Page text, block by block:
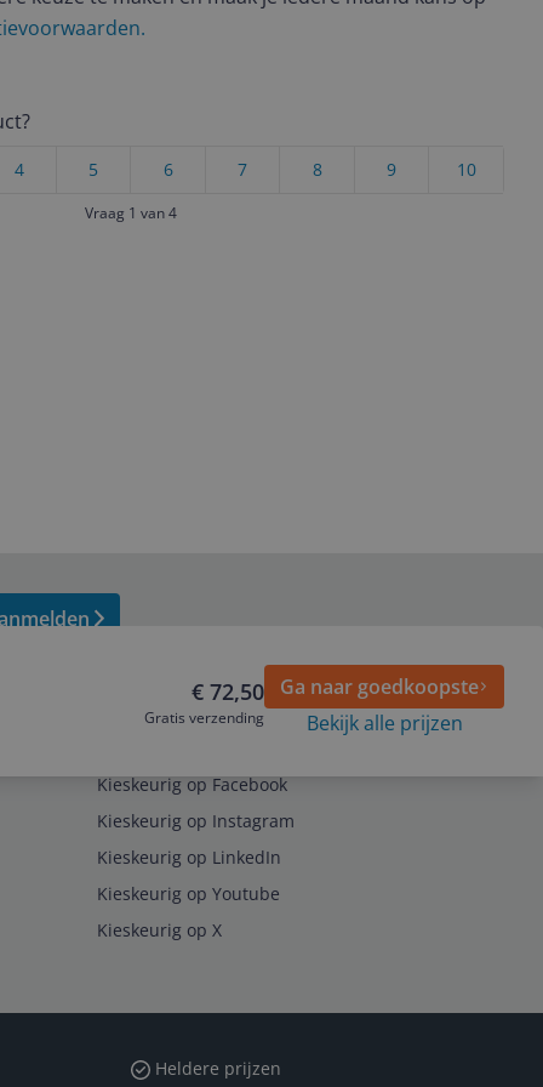
10
9
8
7
6
5
4
Vraag 1 van 4
€ 72,50
Gratis verzending
Ga naar goedkoopste
Bekijk alle prijzen
Kieskeurig op Facebook
Kieskeurig op Instagram
Kieskeurig op LinkedIn
Kieskeurig op Youtube
Kieskeurig op X
Heldere prijzen